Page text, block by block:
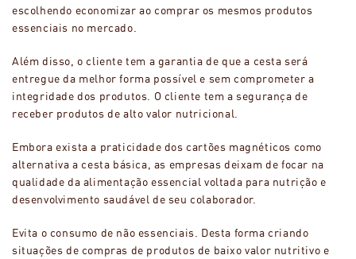
escolhendo economizar ao comprar os mesmos produtos
essenciais no mercado.
Além disso, o cliente tem a garantia de que a cesta será
entregue da melhor forma possível e sem comprometer a
integridade dos produtos. O cliente tem a segurança de
receber produtos de alto valor nutricional.
Embora exista a praticidade dos cartões magnéticos como
alternativa a cesta básica, as empresas deixam de focar na
qualidade da alimentação essencial voltada para nutrição e
desenvolvimento saudável de seu colaborador.
Evita o consumo de não essenciais. Desta forma criando
situações de compras de produtos de baixo valor nutritivo e